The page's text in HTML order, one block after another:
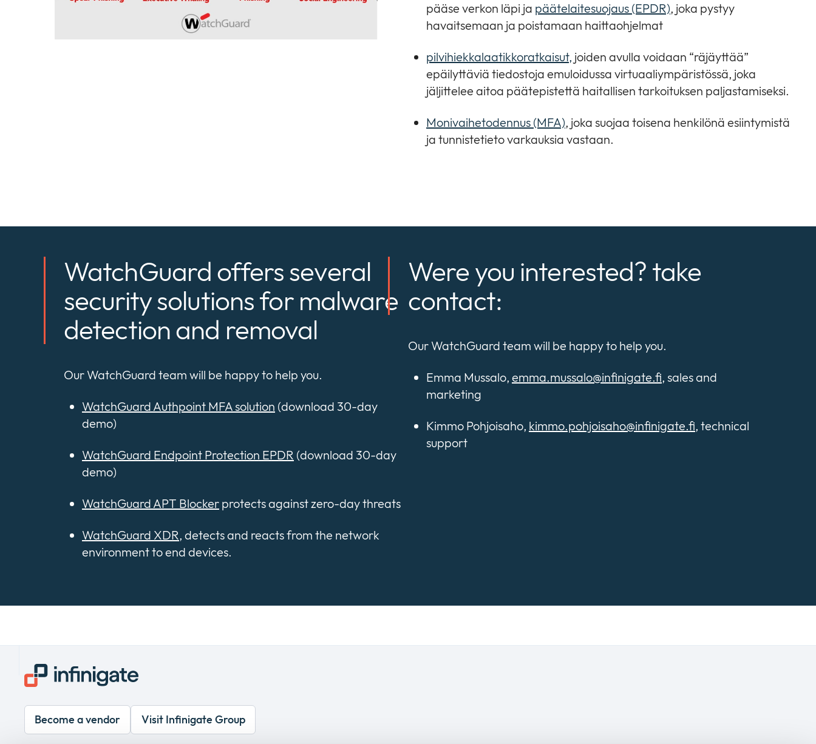
pääse verkon läpi ja päätelaitesuojaus (EPDR), joka pystyy
havaitsemaan ja poistamaan haittaohjelmat
pilvihiekkalaatikkoratkaisut, joiden avulla voidaan “räjäyttää”
epäilyttäviä tiedostoja emuloidussa virtuaaliympäristössä, joka
jäljittelee aitoa päätepistettä haitallisen tarkoituksen paljastamiseksi.
Monivaihetodennus (MFA), joka suojaa toisena henkilönä esiintymistä
ja tunnistetieto varkauksia vastaan.
WatchGuard offers several
security solutions for malware
detection and removal
Our WatchGuard team will be happy to help you.
WatchGuard Authpoint MFA solution (download 30-day
demo)
WatchGuard Endpoint Protection EPDR (download 30-day
demo)
WatchGuard APT Blocker protects against zero-day threats
WatchGuard XDR, detects and reacts from the network
environment to end devices.
Were you interested? take
contact:
Our WatchGuard team will be happy to help you.
Emma Mussalo, emma.mussalo@infinigate.fi, sales and
marketing
Kimmo Pohjoisaho, kimmo.pohjoisaho@infinigate.fi, technical
support
Become a vendor Visit Infinigate Group